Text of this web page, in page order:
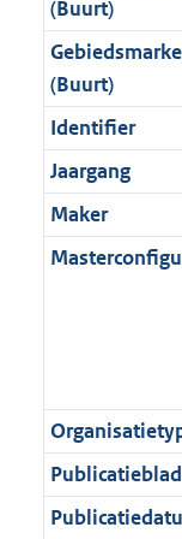
o
r
a
a
t
f
o
m
a
a
t
n
f
r
m
a
a
t
i
n
o
r
m
a
a
t
(Buurt)
(Buurt)
Identifier
Jaargang
Maker
Publicatieblad